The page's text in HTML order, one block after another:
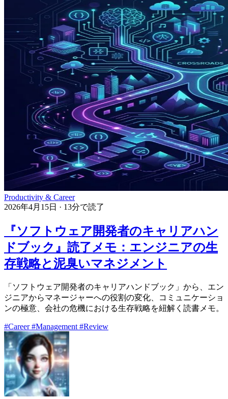
Productivity & Career
2026年4月15日 · 13分で読了
『ソフトウェア開発者のキャリアハン
ドブック』読了メモ：エンジニアの生
存戦略と泥臭いマネジメント
「ソフトウェア開発者のキャリアハンドブック」から、エン
ジニアからマネージャーへの役割の変化、コミュニケーショ
ンの極意、会社の危機における生存戦略を紐解く読書メモ。
#Career#Management #Review